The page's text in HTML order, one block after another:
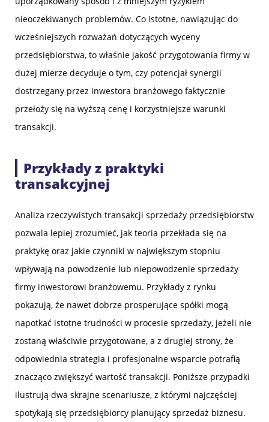
nieoczekiwanych problemów. Co istotne, nawiązując do
wcześniejszych rozważań dotyczących wyceny
przedsiębiorstwa, to właśnie jakość przygotowania firmy w
dużej mierze decyduje o tym, czy potencjał synergii
dostrzegany przez inwestora branżowego faktycznie
przełoży się na wyższą cenę i korzystniejsze warunki
transakcji.
Przykłady z praktyki
transakcyjnej
Analiza rzeczywistych transakcji sprzedaży przedsiębiorstw
pozwala lepiej zrozumieć, jak teoria przekłada się na
praktykę oraz jakie czynniki w największym stopniu
wpływają na powodzenie lub niepowodzenie sprzedaży
firmy inwestorowi branżowemu. Przykłady z rynku
pokazują, że nawet dobrze prosperujące spółki mogą
napotkać istotne trudności w procesie sprzedaży, jeżeli nie
zostaną właściwie przygotowane, a z drugiej strony, że
odpowiednia strategia i profesjonalne wsparcie potrafią
znacząco zwiększyć wartość transakcji. Poniższe przypadki
ilustrują dwa skrajne scenariusze, z którymi najczęściej
spotykają się przedsiębiorcy planujący sprzedaż biznesu.